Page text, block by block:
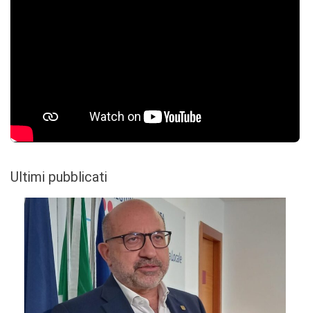
Ultimi pubblicati